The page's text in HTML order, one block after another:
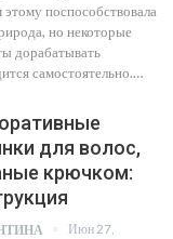
поспособствовала
но некоторые
дорабатывать
самостоятельно.…
для волос,
крючком:
Июн 27,